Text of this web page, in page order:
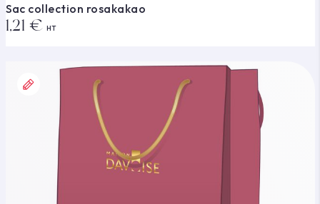
Sac collection rosakakao
1,21 € HT